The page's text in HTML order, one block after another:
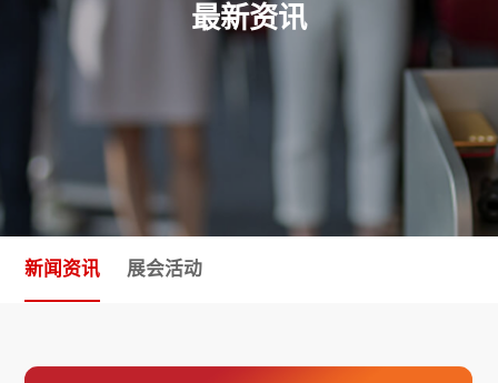
项目
关于我们
最新资讯
新闻资讯 展会活动